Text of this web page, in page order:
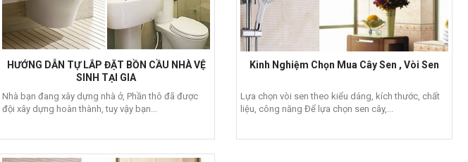
HƯỚNG DẪN TỰ LẮP ĐẶT BỒN CẦU NHÀ VỆ
SINH TẠI GIA
Nhà bạn đang xây dựng nhà ở, Phần thô đã được
đội xây dựng hoàn thành, tuy vậy bạn...
Kinh Nghiệm Chọn Mua Cây Sen , Vòi Sen
Lựa chọn vòi sen theo kiểu dáng, kích thước, chất
liệu, công năng Để lựa chọn sen cây,...